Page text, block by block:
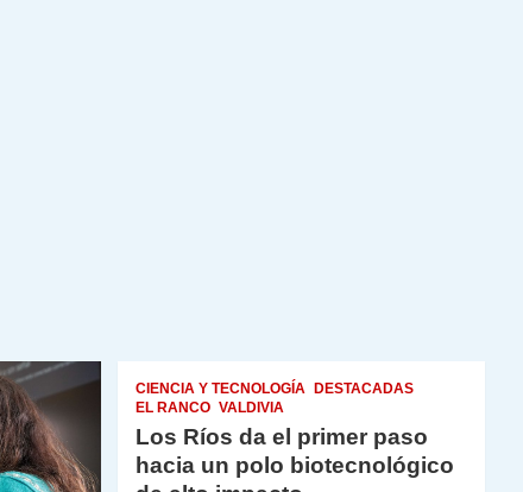
CIENCIA Y TECNOLOGÍA
DESTACADAS
EL RANCO VALDIVIA
Los Ríos da el primer paso
hacia un polo biotecnológico